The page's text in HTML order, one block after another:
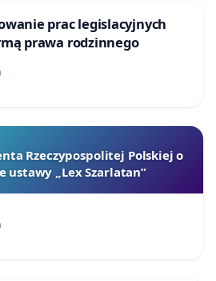
prac legislacyjnych
prawa rodzinnego
Rzeczypospolitej Polskiej o
ustawy „Lex Szarlatan”